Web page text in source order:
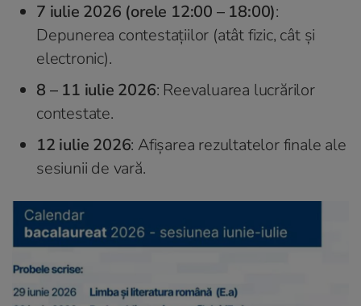
7 iulie 2026 (orele 12:00 – 18:00):
Depunerea contestațiilor (atât fizic, cât și
electronic).
8 – 11 iulie 2026: Reevaluarea lucrărilor
contestate.
12 iulie 2026: Afișarea rezultatelor finale ale
sesiunii de vară.